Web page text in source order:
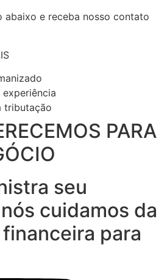
abaixo e receba nosso contato
tributação
PARA
seu
cuidamos da
para